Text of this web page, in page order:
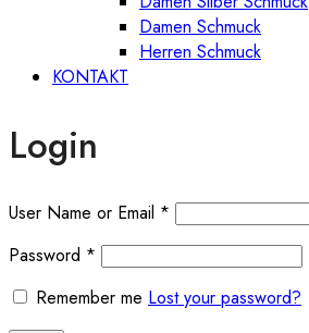
Damen Schmuck
Herren Schmuck
KONTAKT
Login
User Name or Email *
Password *
Remember me Lost your password?